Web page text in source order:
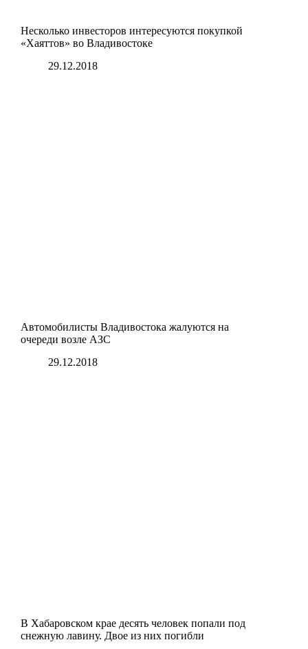
Несколько инвесторов интересуются покупкой
«Хаяттов» во Владивостоке
29.12.2018
Автомобилисты Владивостока жалуются на
очереди возле АЗС
29.12.2018
В Хабаровском крае десять человек попали под
снежную лавину. Двое из них погибли